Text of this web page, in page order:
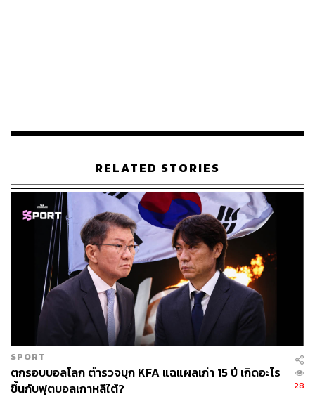
RELATED STORIES
SPORT
ตกรอบบอลโลก ตำรวจบุก KFA แฉแผลเก่า 15 ปี เกิดอะไร
ขึ้นกับฟุตบอลเกาหลีใต้?
28